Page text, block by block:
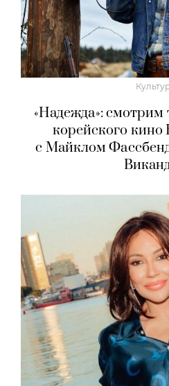
«Надежда»: смотрим
корейского
с Майклом